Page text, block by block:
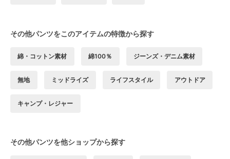
その他パンツをこのアイテムの特徴から探す
綿・コットン素材 綿100％ ジーンズ・デニム素材
無地 ミッドライズ ライフスタイル アウトドア
キャンプ・レジャー
その他パンツを他ショップから探す